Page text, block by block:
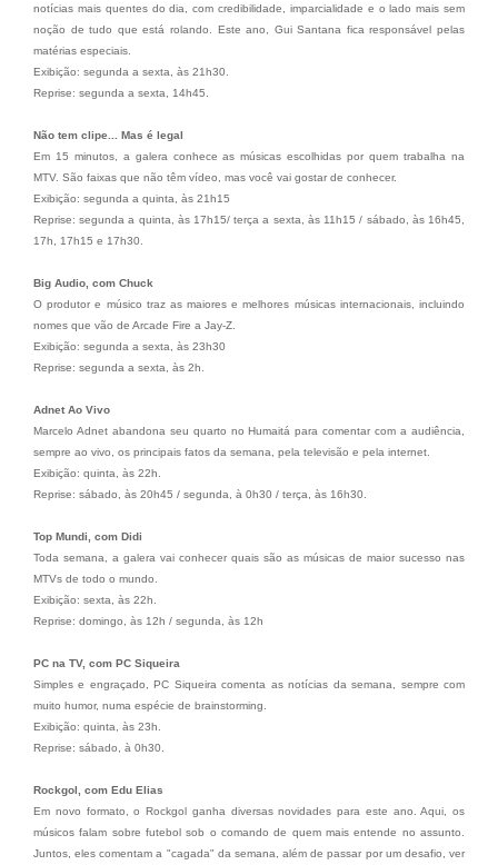
notícias mais quentes do dia, com credibilidade, imparcialidade e o lado mais sem
noção de tudo que está rolando. Este ano, Gui Santana fica responsável pelas
matérias especiais.
Exibição: segunda a sexta, às 21h30.
Reprise: segunda a sexta, 14h45.
Não tem clipe... Mas é legal
Em 15 minutos, a galera conhece as músicas escolhidas por quem trabalha na
MTV. São faixas que não têm vídeo, mas você vai gostar de conhecer.
Exibição: segunda a quinta, às 21h15
Reprise: segunda a quinta, às 17h15/ terça a sexta, às 11h15 / sábado, às 16h45,
17h, 17h15 e 17h30.
Big Audio, com Chuck
O produtor e músico traz as maiores e melhores músicas internacionais, incluindo
nomes que vão de Arcade Fire a Jay-Z.
Exibição: segunda a sexta, às 23h30
Reprise: segunda a sexta, às 2h.
Adnet Ao Vivo
Marcelo Adnet abandona seu quarto no Humaitá para comentar com a audiência,
sempre ao vivo, os principais fatos da semana, pela televisão e pela internet.
Exibição: quinta, às 22h.
Reprise: sábado, às 20h45 / segunda, à 0h30 / terça, às 16h30.
Top Mundi, com Didi
Toda semana, a galera vai conhecer quais são as músicas de maior sucesso nas
MTVs de todo o mundo.
Exibição: sexta, às 22h.
Reprise: domingo, às 12h / segunda, às 12h
PC na TV, com PC Siqueira
Simples e engraçado, PC Siqueira comenta as notícias da semana, sempre com
muito humor, numa espécie de brainstorming.
Exibição: quinta, às 23h.
Reprise: sábado, à 0h30.
Rockgol, com Edu Elias
Em novo formato, o Rockgol ganha diversas novidades para este ano. Aqui, os
músicos falam sobre futebol sob o comando de quem mais entende no assunto.
Juntos, eles comentam a "cagada" da semana, além de passar por um desafio, ver